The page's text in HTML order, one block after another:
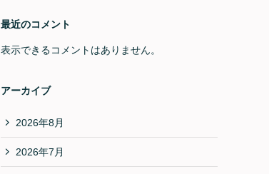
最近のコメント
表示できるコメントはありません。
アーカイブ
2026年8月
2026年7月